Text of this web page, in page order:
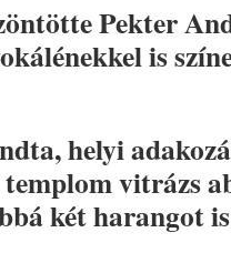
Pekter
is
helyi
vitrázs
két harangot